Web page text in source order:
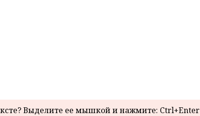
Выделите ее мышкой и нажмите: Ctrl+Enter